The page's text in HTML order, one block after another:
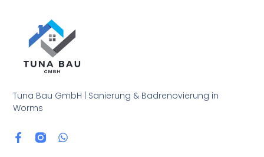
Tuna Bau GmbH | Sanierung & Badrenovierung in
Worms